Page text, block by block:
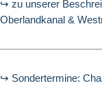
↪ zu unserer
Oberlandkanal &
↪ Sondertermine: